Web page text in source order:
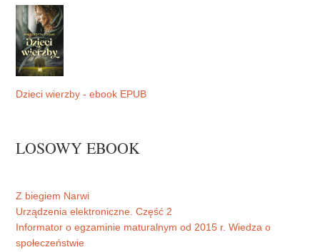
Dzieci wierzby - ebook EPUB
LOSOWY EBOOK
Z biegiem Narwi
Urządzenia elektroniczne. Część 2
Informator o egzaminie maturalnym od 2015 r. Wiedza o
społeczeństwie